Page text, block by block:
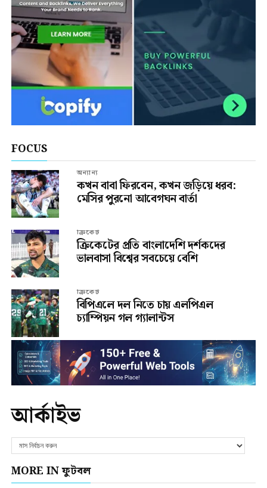
FOCUS
অন্যান্য
কখন বাবা ফিরবেন, কখন জড়িয়ে ধরব:
মেসির পুরনো আবেগঘন বার্তা
ক্রিকেট
ক্রিকেটের প্রতি বাংলাদেশি দর্শকদের
ভালবাসা বিশ্বের সবচেয়ে বেশি
ক্রিকেট
বিপিএলে দল নিতে চায় এলপিএল
চ্যাম্পিয়ন গল গ্যালান্টস
আর্কাইভ
MORE IN ফুটবল